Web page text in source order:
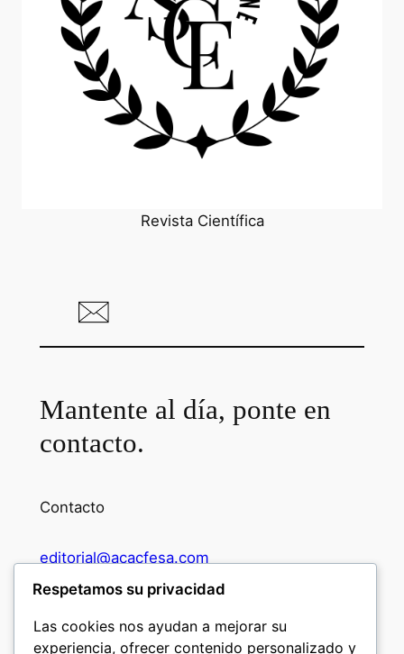
Revista Científica
Mantente al día, ponte en
contacto.
Contacto
editorial@acacfesa.com
Respetamos su privacidad
Las cookies nos ayudan a mejorar su
experiencia, ofrecer contenido personalizado y